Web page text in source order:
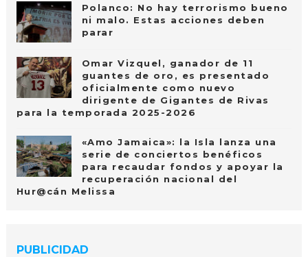
Polanco: No hay terrorismo bueno
ni malo. Estas acciones deben
parar
Omar Vizquel, ganador de 11
guantes de oro, es presentado
oficialmente como nuevo
dirigente de Gigantes de Rivas
para la temporada 2025-2026
«Amo Jamaica»: la Isla lanza una
serie de conciertos benéficos
para recaudar fondos y apoyar la
recuperación nacional del
Hur@cán Melissa
PUBLICIDAD